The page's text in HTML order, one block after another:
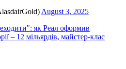
August 3, 2025
як Реал оформив
– 12 мільярдів, майстер-клас